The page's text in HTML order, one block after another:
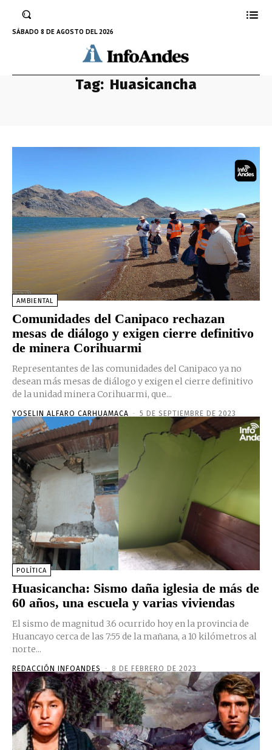
SÁBADO 8 DE AGOSTO DEL 2026
Tag: Huasicancha
AMBIENTAL
Comunidades del Canipaco rechazan
mesas de diálogo y exigen cierre definitivo
de minera Corihuarmi
Representantes de las comunidades del Canipaco ya no
desean más mesas de diálogo y exigen el cierre definitivo
de la unidad minera Corihuarmi, que...
YOSELIN ALFARO CARHUAMACA - 5 DE SEPTIEMBRE DE 2023
POLÍTICA
Huasicancha: Sismo daña iglesia de más de
60 años, una escuela y varias viviendas
El sismo de magnitud 3.6 ocurrido hoy en la provincia de
Huancayo cerca de las 7:55 de la mañana, a 10 kilómetros al
norte...
REDACCIÓN INFOANDES - 8 DE FEBRERO DE 2023